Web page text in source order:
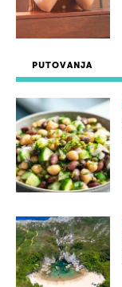
PUTOVANJA